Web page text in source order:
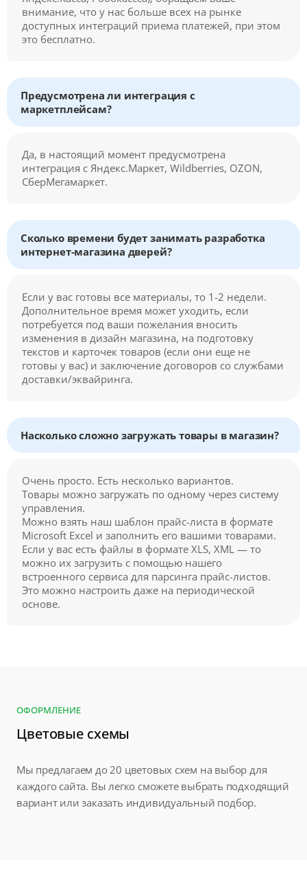
внимание, что у нас больше всех на рынке
доступных интеграций приема платежей, при этом
это бесплатно.
Предусмотрена ли интеграция с
маркетплейсам?
Да, в настоящий момент предусмотрена
интеграция с Яндекс.Маркет, Wildberries, OZON,
СберМегамаркет.
Сколько времени будет занимать разработка
интернет-магазина дверей?
Если у вас готовы все материалы, то 1-2 недели.
Дополнительное время может уходить, если
потребуется под ваши пожелания вносить
изменения в дизайн магазина, на подготовку
текстов и карточек товаров (если они еще не
готовы у вас) и заключение договоров со службами
доставки/эквайринга.
Насколько сложно загружать товары в магазин?
Очень просто. Есть несколько вариантов.
Товары можно загружать по одному через систему
управления.
Можно взять наш шаблон прайс-листа в формате
Microsoft Excel и заполнить его вашими товарами.
Если у вас есть файлы в формате XLS, XML — то
можно их загрузить с помощью нашего
встроенного сервиса для парсинга прайс-листов.
Это можно настроить даже на периодической
основе.
ОФОРМЛЕНИЕ
Цветовые схемы
Мы предлагаем до 20 цветовых схем на выбор для
каждого сайта. Вы легко сможете выбрать подходящий
вариант или заказать индивидуальный подбор.